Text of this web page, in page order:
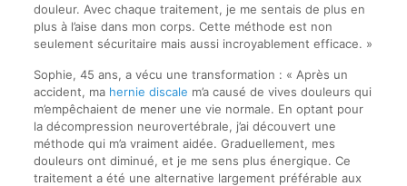
douleur. Avec chaque traitement, je me sentais de plus en
plus à l’aise dans mon corps. Cette méthode est non
seulement sécuritaire mais aussi incroyablement efficace. »
Sophie, 45 ans, a vécu une transformation : « Après un
accident, ma hernie discale m’a causé de vives douleurs qui
m’empêchaient de mener une vie normale. En optant pour
la décompression neurovertébrale, j’ai découvert une
méthode qui m’a vraiment aidée. Graduellement, mes
douleurs ont diminué, et je me sens plus énergique. Ce
traitement a été une alternative largement préférable aux